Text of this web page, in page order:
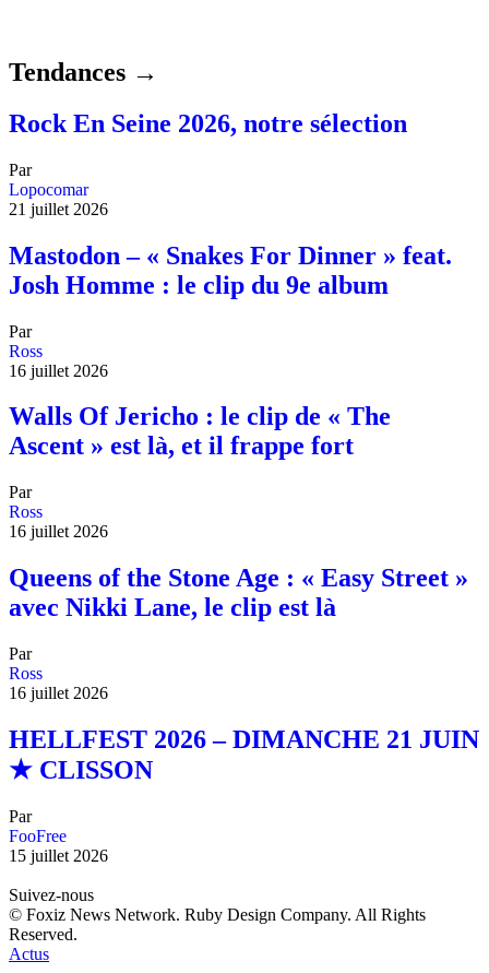
Tendances →
Rock En Seine 2026, notre sélection
Par
Lopocomar
21 juillet 2026
Mastodon – « Snakes For Dinner » feat.
Josh Homme : le clip du 9e album
Par
Ross
16 juillet 2026
Walls Of Jericho : le clip de « The
Ascent » est là, et il frappe fort
Par
Ross
16 juillet 2026
Queens of the Stone Age : « Easy Street »
avec Nikki Lane, le clip est là
Par
Ross
16 juillet 2026
HELLFEST 2026 – DIMANCHE 21 JUIN
★ CLISSON
Par
FooFree
15 juillet 2026
Suivez-nous
© Foxiz News Network. Ruby Design Company. All Rights
Reserved.
Actus